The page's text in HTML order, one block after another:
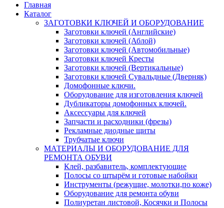
Главная
Каталог
ЗАГОТОВКИ КЛЮЧЕЙ И ОБОРУДОВАНИЕ
Заготовки ключей (Английские)
Заготовки ключей (Аблой)
Заготовки ключей (Автомобильные)
Заготовки ключей Кресты
Заготовки ключей (Вертикальные)
Заготовки ключей Сувальдные (Дверняк)
Домофонные ключи.
Оборудование для изготовления ключей
Дубликаторы домофонных ключей.
Аксессуары для ключей
Запчасти и расходники (фрезы)
Рекламные диодные щиты
Трубчатые ключи
МАТЕРИАЛЫ И ОБОРУДОВАНИЕ ДЛЯ
РЕМОНТА ОБУВИ
Клей, разбавитель, комплектующие
Полосы со штырём и готовые набойки
Инструменты (режущие, молотки,по коже)
Оборудование для ремонта обуви
Полиуретан листовой, Косячки и Полосы